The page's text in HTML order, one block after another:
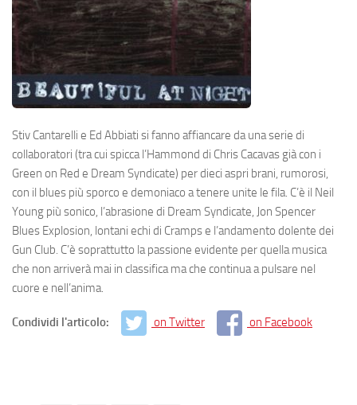
Stiv Cantarelli e Ed Abbiati si fanno affiancare da una serie di
collaboratori (tra cui spicca l’Hammond di Chris Cacavas già con i
Green on Red e Dream Syndicate) per dieci aspri brani, rumorosi,
con il blues più sporco e demoniaco a tenere unite le fila. C’è il Neil
Young più sonico, l’abrasione di Dream Syndicate, Jon Spencer
Blues Explosion, lontani echi di Cramps e l’andamento dolente dei
Gun Club. C’è soprattutto la passione evidente per quella musica
che non arriverà mai in classifica ma che continua a pulsare nel
cuore e nell’anima.
Condividi l'articolo: on Twitter on Facebook